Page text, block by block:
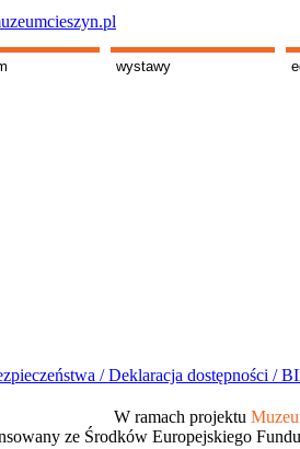
wystawy
/Deklaracja dostępności /
W ramach projektu
ze Środków Europejskiego